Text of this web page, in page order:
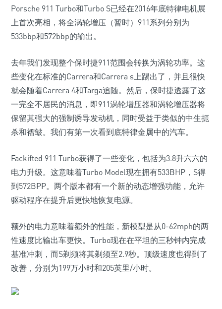
Porsche 911 Turbo和Turbo S已经在2016年底特律电机展
上首次亮相，将全涡轮增压（暂时）911系列分别为
533bbp和572bbp的输出。
去年我们发现整个保时​​捷911范围会转换为涡轮功率。这
些变化在标准的Carrera和Carrera s上踢出了，并且很快
就会随着Carrera 4和Targa追随。然后，保时捷透露了这
一完全不居民的消息，即911涡轮增压器和涡轮增压器将
保留其强大的强制诱导发动机，同时受益于类似的中生扼
杀和褶皱。我们有第一次看到底特律金属中的汽车。
Fackifted 911 Turbo获得了一些变化，包括为3.8升六六的
电力升级。这意味着Turbo Model现在拥有533BHP，S得
到572BPP。两个版本都有一个新的动态增强功能，允许
驱动程序在提升后更快地恢复电源。
额外的电力意味着额外的性能，新模型是从0-62mph的两
性速度比输出车更快。Turbo现在在平坦的三秒钟内完成
基准冲刺，而S剃须将其剃须至2.9秒。顶级速度也得到了
改善，分别为199万小时和205英里/小时。